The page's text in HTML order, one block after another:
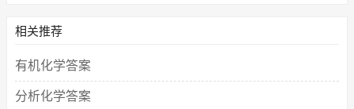
相关推荐
有机化学答案
分析化学答案